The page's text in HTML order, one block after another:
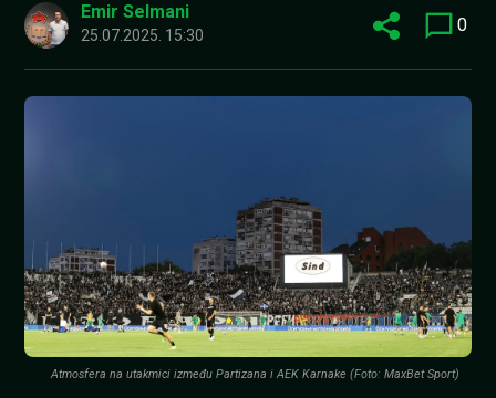
Emir Selmani
25.07.2025. 15:30 0
Atmosfera na utakmici između Partizana i AEK Karnake (Foto: MaxBet Sport)